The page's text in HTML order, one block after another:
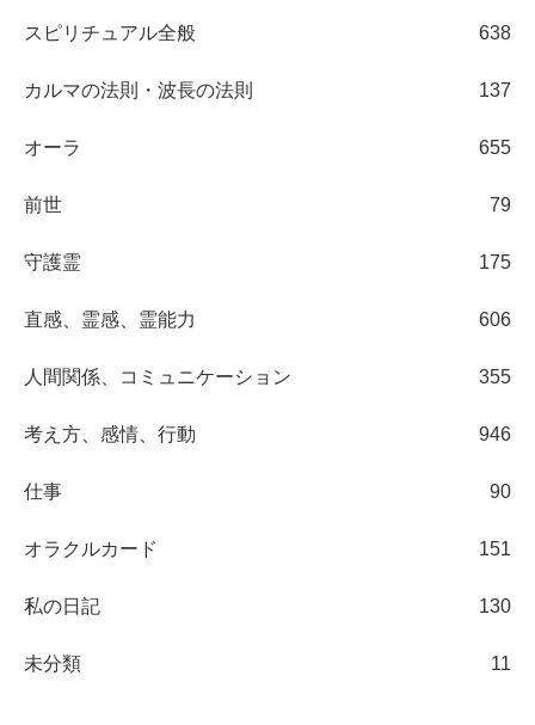
スピリチュアル全般 638
カルマの法則・波長の法則 137
オーラ 655
前世 79
守護霊 175
直感、霊感、霊能力 606
人間関係、コミュニケーション 355
考え方、感情、行動 946
仕事 90
オラクルカード 151
私の日記 130
未分類 11